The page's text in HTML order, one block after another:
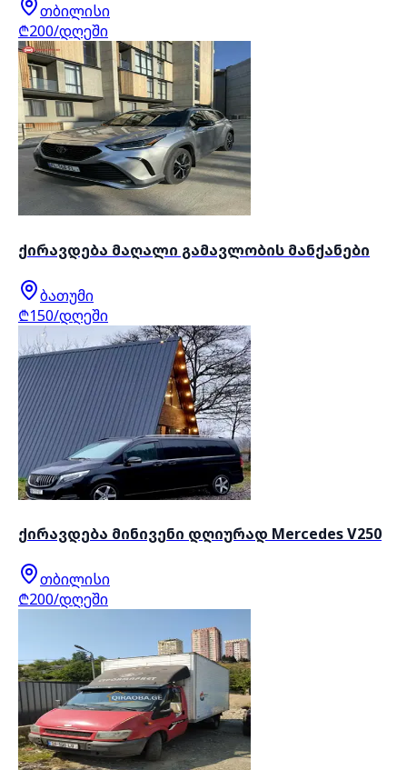
თბილისი
₾200/დღეში
ქირავდება მაღალი გამავლობის მანქანები
ბათუმი
₾150/დღეში
ქირავდება მინივენი დღიურად Mercedes V250
თბილისი
₾200/დღეში